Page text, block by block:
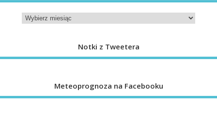
Notki z Tweetera
Meteoprognoza na Facebooku